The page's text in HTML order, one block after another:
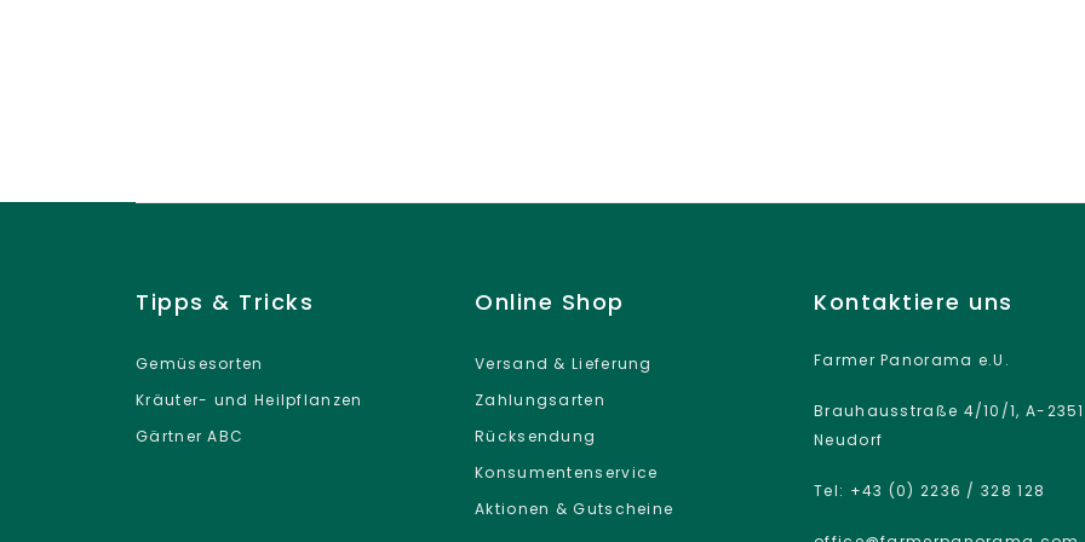
Tipps & Tricks
Gemüsesorten
Kräuter- und Heilpflanzen
Gärtner ABC
Online Shop
Versand & Lieferung
Zahlungsarten
Rücksendung
Konsumentenservice
Aktionen & Gutscheine
Kontaktiere uns
Farmer Panorama e.U.
Brauhausstraße 4/10/1, A-
Neudorf
Tel: +43 (0) 2236 / 328 128